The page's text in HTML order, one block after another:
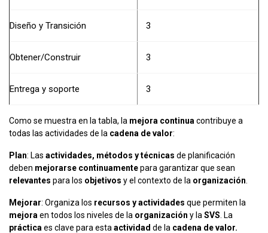
Diseño y Transición 3
Obtener/Construir 3
Entrega y soporte 3
Como se muestra en la tabla, la mejora continua contribuye a
todas las actividades de la cadena de valor:
Plan: Las actividades, métodos y técnicas de planificación
deben mejorarse continuamentepara garantizar que sean
relevantes para los objetivos y el contexto de la organización
Mejorar: Organiza los recursos y actividades que permiten la
mejora en todos los niveles de la organización y la SVS . La
práctica es clave para esta actividad de la cadena de valor.